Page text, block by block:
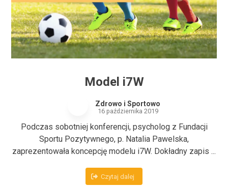
Model i7W
Zdrowo i Sportowo
16 października 2019
Podczas sobotniej konferencji, psycholog z Fundacji
Sportu Pozytywnego, p. Natalia Pawelska,
zaprezentowała koncepcję modelu i7W. Dokładny zapis ...
Czytaj dalej